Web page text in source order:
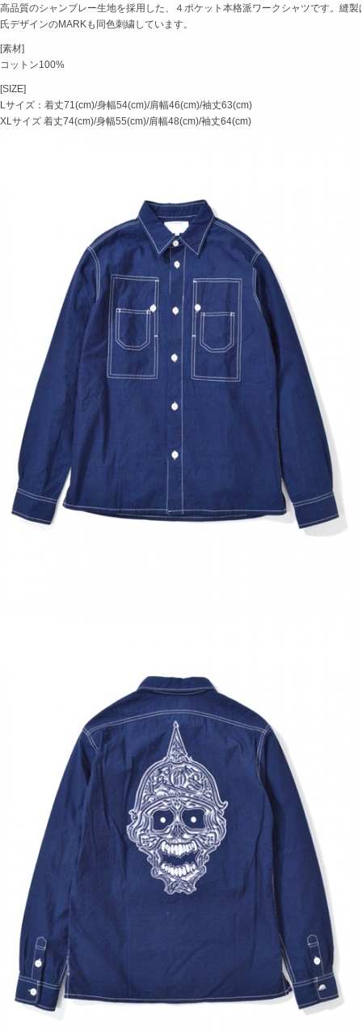
高品質のシャンブレー生地を採用した、４ポケット本格派ワークシャツです。縫
氏デザインのMARKも同色刺繍しています。
[素材]
コットン100%
[SIZE]
Lサイズ：着丈71(cm)/身幅54(cm)/肩幅46(cm)/袖丈63(cm)
XLサイズ 着丈74(cm)/身幅55(cm)/肩幅48(cm)/袖丈64(cm)